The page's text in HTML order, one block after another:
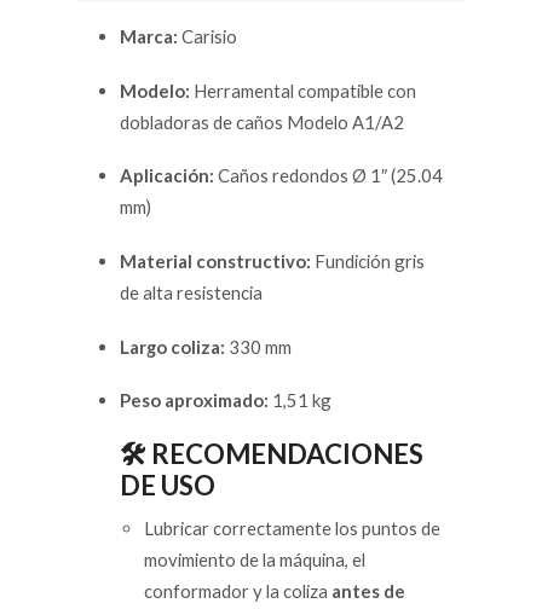
Marca: Carisio
Modelo: Herramental compatible con
dobladoras de caños Modelo A1/A2
Aplicación: Caños redondos Ø 1″ (25.04
mm)
Material constructivo: Fundición gris
de alta resistencia
Largo coliza: 330 mm
Peso aproximado: 1,51 kg
🛠️ RECOMENDACIONES
DE USO
Lubricar correctamente los puntos de
movimiento de la máquina, el
conformador y la coliza antes de